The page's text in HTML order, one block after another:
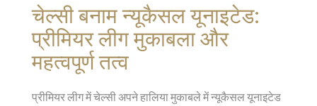
चेल्सी बनाम न्यूकैसल यूनाइटेड:
प्रीमियर लीग मुकाबला और
महत्वपूर्ण तत्व
प्रीमियर लीग में चेल्सी अपने हालिया मुकाबले में न्यूकैसल यूनाइटेड